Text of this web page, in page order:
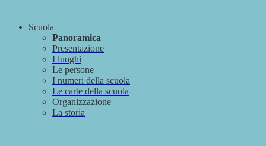
Scuola
Panoramica
Presentazione
I luoghi
Le persone
I numeri della scuola
Le carte della scuola
Organizzazione
La storia